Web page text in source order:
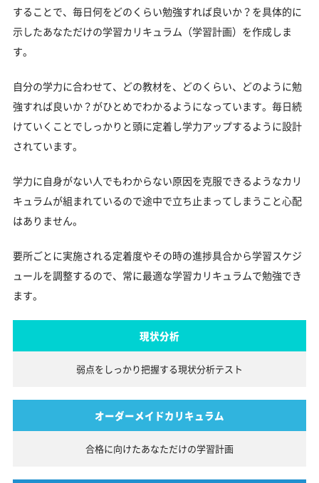
することで、毎日何をどのくらい勉強すれば良いか？を具体的に
示したあなただけの学習カリキュラム（学習計画）を作成しま
す。
自分の学力に合わせて、どの教材を、どのくらい、どのように勉
強すれば良いか？がひとめでわかるようになっています。毎日続
けていくことでしっかりと頭に定着し学力アップするように設計
されています。
学力に自身がない人でもわからない原因を克服できるようなカリ
キュラムが組まれているので途中で立ち止まってしまうこと心配
はありません。
要所ごとに実施される定着度やその時の進捗具合から学習スケジ
ュールを調整するので、常に最適な学習カリキュラムで勉強でき
ます。
現状分析
弱点をしっかり把握する現状分析テスト
オーダーメイドカリキュラム
合格に向けたあなただけの学習計画